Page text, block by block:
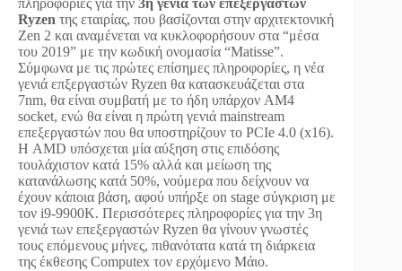
πληροφορίες για την 3η γενιά των επεξεργαστών
Ryzen της εταιρίας, που βασίζονται στην αρχιτεκτονική
Zen 2 και αναμένεται να κυκλοφορήσουν στα “μέσα
του 2019” με την κωδική ονομασία “Matisse”.
Σύμφωνα με τις πρώτες επίσημες πληροφορίες, η νέα
γενιά επξεργαστών Ryzen θα κατασκευάζεται στα
7nm, θα είναι συμβατή με το ήδη υπάρχον AM4
socket, ενώ θα είναι η πρώτη γενιά mainstream
επεξεργαστών που θα υποστηρίζουν το PCIe 4.0 (x16).
Η AMD υπόσχεται μία αύξηση στις επιδόσης
τουλάχιστον κατά 15% αλλά και μείωση της
κατανάλωσης κατά 50%, νούμερα που δείχνουν να
έχουν κάποια βάση, αφού υπήρξε on stage σύγκριση με
τον i9-9900K. Περισσότερες πληροφορίες για την 3η
γενιά των επεξεργαστών Ryzen θα γίνουν γνωστές
τους επόμενους μήνες, πιθανότατα κατά τη διάρκεια
της έκθεσης Computex τον ερχόμενο Μάιο.